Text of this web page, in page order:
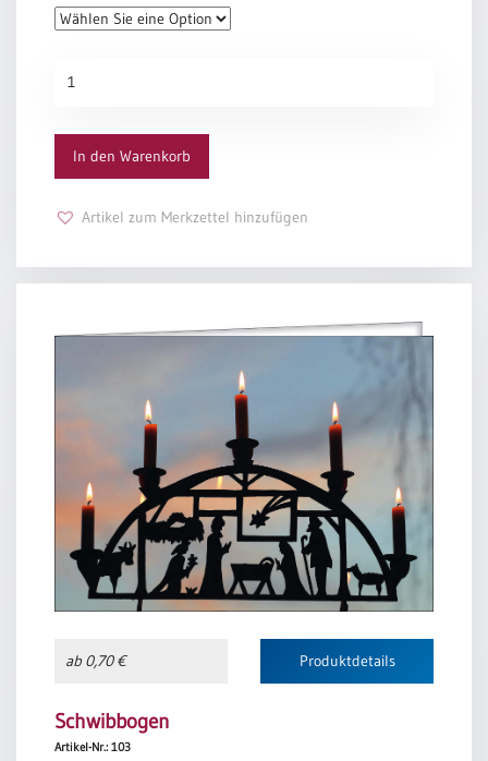
1017
In den Warenkorb
Artikel zum Merkzettel hinzufügen
ab 0,70 € Produktdetails
Schwibbogen
Artikel-Nr.: 103